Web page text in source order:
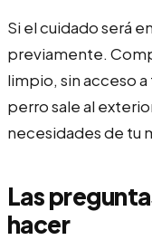
Si el cuidado será
previamente.
limpio, sin acceso a
perro sale al
necesidades de tu
Las
hacer